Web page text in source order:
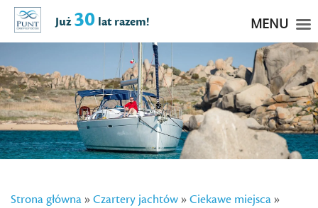
Strona główna»Czartery jachtów»Ciekawe miejsca»
Już30 lat razem! MENU